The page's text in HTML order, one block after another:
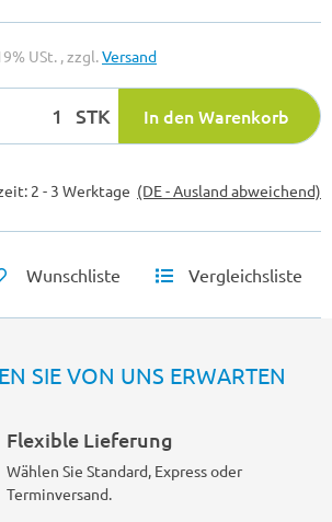
USt. , zzgl.Versand
STK In den Warenkorb
2 - 3 Werktage (DE - Ausland abweichend)
Wunschliste Vergleichsliste
SIE VON UNS ERWARTEN
Flexible Lieferung
Wählen Sie Standard, Express oder
Terminversand.